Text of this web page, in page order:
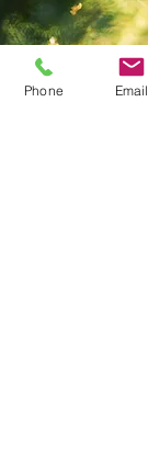
Phone Email